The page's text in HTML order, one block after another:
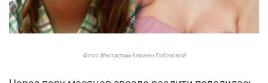
Фото: Инстаграм Алианы Гобозовой